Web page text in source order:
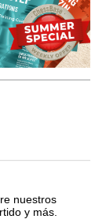
nuestros
y más.